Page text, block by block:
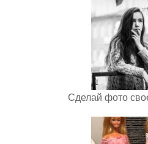
Сделай фото